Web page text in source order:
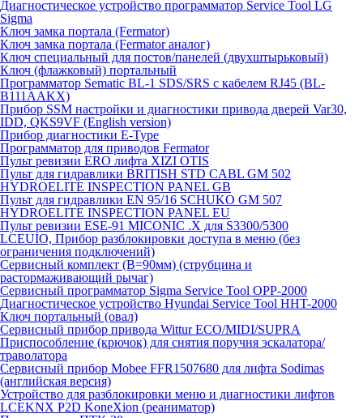
Диагностическое устройство программатор Service Tool LG
Sigma
Ключ замка портала (Fermator)
Ключ замка портала (Fermator аналог)
Ключ специальный для постов/панелей (двухштырьковый)
Ключ (флажковый) портальный
Программатор Sematic BL-1 SDS/SRS с кабелем RJ45 (BL-
B111AAKX)
Прибор SSM настройки и диагностики привода дверей Var30,
IDD, QKS9VF (English version)
Прибор диагностики E-Type
Программатор для приводов Fermator
Пульт ревизии ERO лифта XIZI OTIS
Пульт для гидравлики BRITISH STD CABL GM 502
HYDROELITE INSPECTION PANEL GB
Пульт для гидравлики EN 95/16 SCHUKO GM 507
HYDROELITE INSPECTION PANEL EU
Пульт ревизии ESE-91 MICONIC .X для S3300/5300
LCEUIO, Прибор разблокировки доступа в меню (без
ограничения подключений)
Сервисный комплект (В=90мм) (струбцина и
растормаживающий рычаг)
Сервисный программатор Sigma Service Tool OPP-2000
Диагностическое устройство Hyundai Service Tool HHT-2000
Ключ портальный (овал)
Сервисный прибор привода Wittur ECO/MIDI/SUPRA
Приспособление (крючок) для снятия поручня эскалатора/
траволатора
Сервисный прибор Mobee FFR1507680 для лифта Sodimas
(английская версия)
Устройство для разблокировки меню и диагностики лифтов
LCEKNX P2D KoneXion (реаниматор)